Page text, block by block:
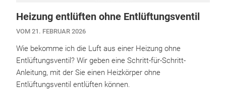
Heizung entlüften ohne Entlüftungsventil
VOM 21. FEBRUAR 2026
Wie bekomme ich die Luft aus einer Heizung ohne
Entlüftungsventil? Wir geben eine Schritt-für-Schritt-
Anleitung, mit der Sie einen Heizkörper ohne
Entlüftungsventil entlüften können.